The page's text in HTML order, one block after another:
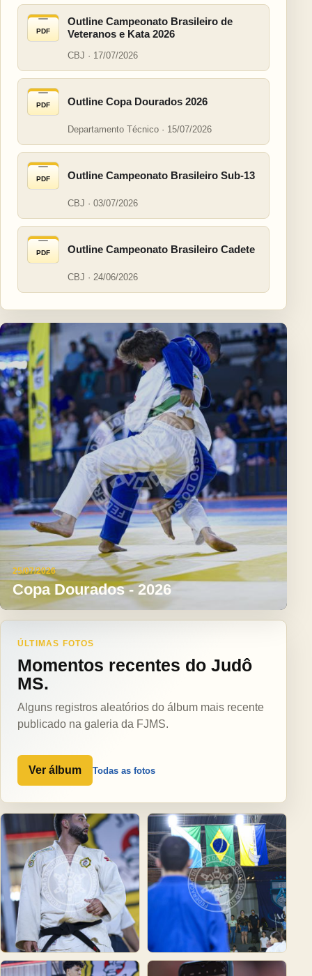
PDF
Outline Campeonato Brasileiro de
Veteranos e Kata 2026
CBJ · 17/07/2026
PDF Outline Copa Dourados 2026
Departamento Técnico · 15/07/2026
PDF Outline Campeonato Brasileiro Sub-13
CBJ · 03/07/2026
PDF Outline Campeonato Brasileiro Cadete
CBJ · 24/06/2026
25/07/2026
Copa Dourados - 2026
ÚLTIMAS FOTOS
Momentos recentes do Judô
MS.
Alguns registros aleatórios do álbum mais recente
publicado na galeria da FJMS.
Ver álbum Todas as fotos